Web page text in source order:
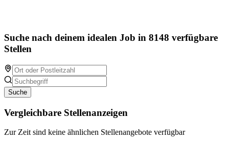
Suche nach deinem idealen Job in 8148 verfügbare
Stellen
Suche
Vergleichbare Stellenanzeigen
Zur Zeit sind keine ähnlichen Stellenangebote verfügbar